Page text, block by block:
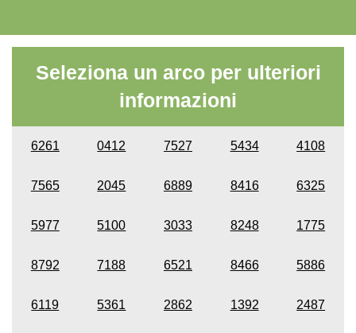
Seleziona un arco per ulteriori
informazioni
6261 0412 7527 5434 4108
7565 2045 6889 8416 6325
5977 5100 3033 8248 1775
8792 7188 6521 8466 5886
6119 5361 2862 1392 2487